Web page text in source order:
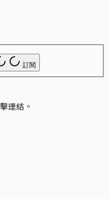
訂閱
連結。